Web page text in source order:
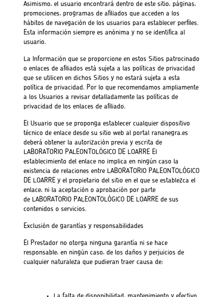
Asimismo, el usuario encontrará dentro de este sitio, páginas,
promociones, programas de afiliados que acceden a los
hábitos de navegación de los usuarios para establecer perfiles.
Esta información siempre es anónima y no se identifica al
usuario.
La Información que se proporcione en estos Sitios patrocinado
o enlaces de afiliados está sujeta a las políticas de privacidad
que se utilicen en dichos Sitios y no estará sujeta a esta
política de privacidad. Por lo que recomendamos ampliamente
a los Usuarios a revisar detalladamente las políticas de
privacidad de los enlaces de afiliado.
El Usuario que se proponga establecer cualquier dispositivo
técnico de enlace desde su sitio web al portal rananegra.es
deberá obtener la autorización previa y escrita de
LABORATORIO PALEONTOLÓGICO DE LOARRE El
establecimiento del enlace no implica en ningún caso la
existencia de relaciones entre LABORATORIO PALEONTOLÓGICO
DE LOARRE y el propietario del sitio en el que se establezca el
enlace, ni la aceptación o aprobación por parte
de LABORATORIO PALEONTOLÓGICO DE LOARRE de sus
contenidos o servicios.
Exclusión de garantías y responsabilidades
El Prestador no otorga ninguna garantía ni se hace
responsable, en ningún caso, de los daños y perjuicios de
cualquier naturaleza que pudieran traer causa de: